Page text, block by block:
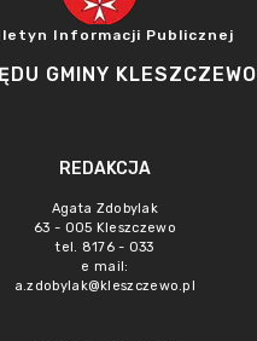
Informacji Publicznej
GMINY KLESZCZEWO
REDAKCJA
Agata Zdobylak
63 - 005 Kleszczewo
tel. 8176 - 033
e mail:
a.zdobylak@kleszczewo.pl